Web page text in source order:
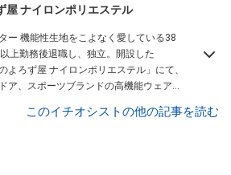
屋 ナイロンポリエステル
いる38
上勤務後退職し、独立。開設した
よろず屋 ナイロンポリエステル」にて、
ア、スポーツブランドの高機能ウェアを
このイチオシストの他の記事を読む